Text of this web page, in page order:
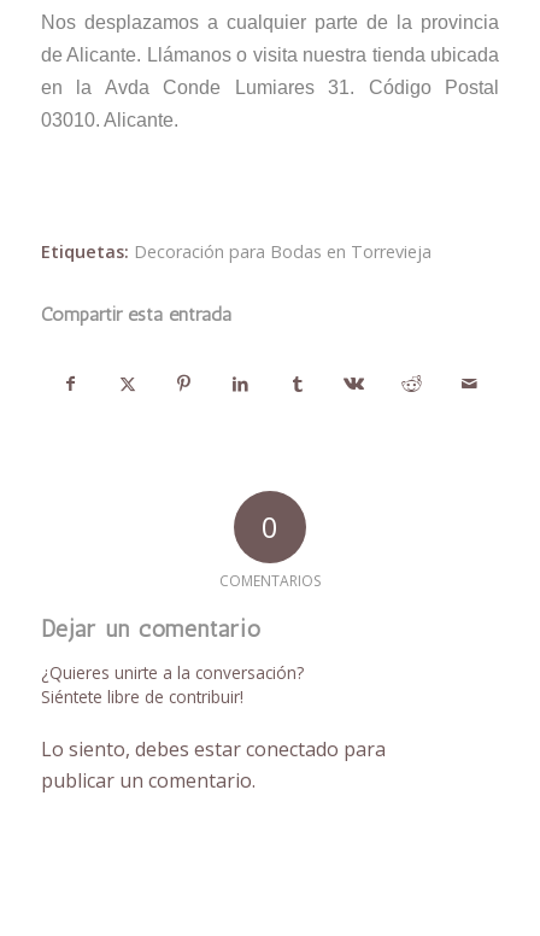
Nos desplazamos a cualquier parte de la provincia
de Alicante. Llámanos o visita nuestra tienda ubicada
en la Avda Conde Lumiares 31. Código Postal
03010. Alicante.
Etiquetas: Decoración para Bodas en Torrevieja
Compartir esta entrada
0
COMENTARIOS
Dejar un comentario
¿Quieres unirte a la conversación?
Siéntete libre de contribuir!
Lo siento, debes estarconectado para
publicar un comentario.